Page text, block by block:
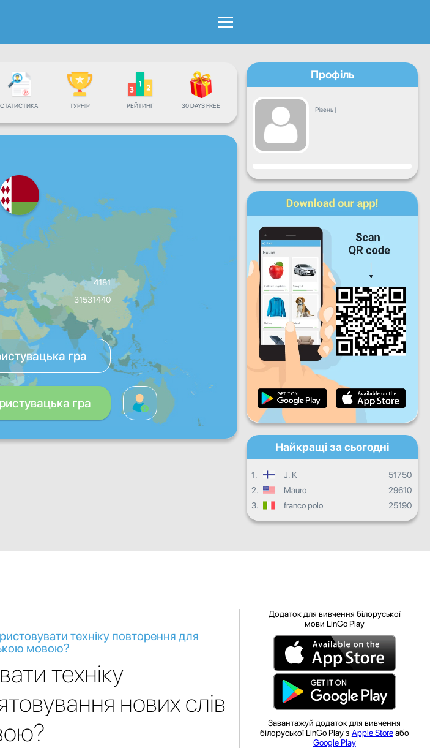
СТАТИСТИКА ТУРНІР РЕЙТИНГ 30 DAYS FREE
4181
31531440
гра
гра
Профіль
Рівень |
Прогрес
Пн Ср Чт
Сб Нд
Щоденний прогрес
Щомісячний прогрес
Загальний прогрес
Найкращі за сьогодні
1. J. K
51750
2.
Mauro
29610
3.
franco polo 25190
техніку повторення для
мовою?
техніку
нових слів
Додаток для вивчення білоруської
мови LinGo Play
Завантажуй додаток для вивчення
білоруської LinGo Play з Apple Storeабо
Google Play